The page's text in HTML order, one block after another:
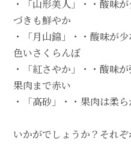
・「山形美人」・・酸味
づきも鮮やか
・「月山錦」・・酸味が
色いさくらんぼ
・「紅さやか」・・酸味
果肉まで赤い
・「高砂」・・果肉は柔
いかがでしょうか？それ